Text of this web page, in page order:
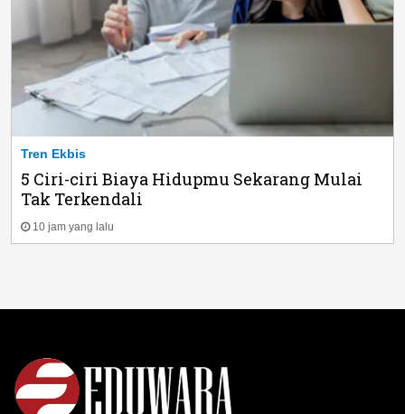
Tren Ekbis
5 Ciri-ciri Biaya Hidupmu Sekarang Mulai
Tak Terkendali
10 jam yang lalu